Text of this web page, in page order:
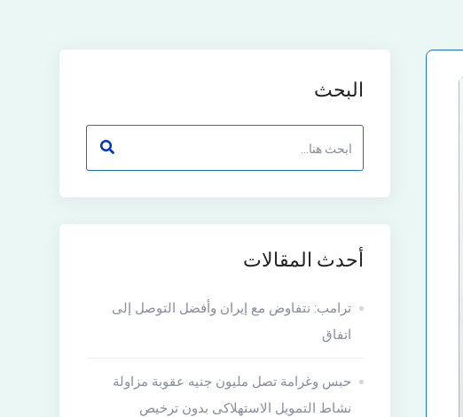
البحث
أحدث المقالات
ترامب: نتفاوض مع إيران وأفضل التوصل إلى
اتفاق
حبس وغرامة تصل مليون جنيه عقوبة مزاولة
نشاط التمويل الاستهلاكى بدون ترخيص